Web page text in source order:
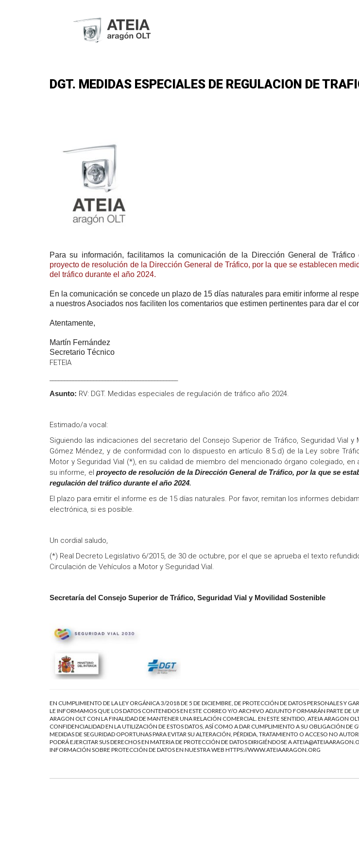
DGT. MEDIDAS ESPECIALES DE REGULACION DE
Para su información, facilitamos la comunicación de la Dirección General de
proyecto de resolución de la Dirección General de Tráfico, por la que se establecen
del tráfico durante el año 2024.
En la comunicación se concede un plazo de 15 días naturales para emitir informe al
a nuestros Asociados nos faciliten los comentarios que estimen pertinentes para dar el
Atentamente,
Martín Fernández
Secretario Técnico
FETEIA
Asunto: RV: DGT. Medidas especiales de regulación de tráfico año 2024.
Estimado/a vocal:
Siguiendo las indicaciones del secretario del Consejo Superior de Tráfico, Seguridad Vial y
Gómez Méndez, y de conformidad con lo dispuesto en artículo 8.5.d) de la Ley sobre
Motor y Seguridad Vial (*), en su calidad de miembro del mencionado órgano colegiado, en
su informe, el proyecto de resolución de la Dirección General de Tráfico, por la que se
regulación del tráfico durante el año 2024.
El plazo para emitir el informe es de 15 días naturales. Por favor, remitan los informes
electrónica, si es posible.
Un cordial saludo,
(*) Real Decreto Legislativo 6/2015, de 30 de octubre, por el que se aprueba el texto
Circulación de Vehículos a Motor y Seguridad Vial.
Secretaría del Consejo Superior de Tráfico, Seguridad Vial y Movilidad Sostenible
EN CUMPLIMIENTO DE LA LEY ORGÁNICA 3/2018 DE 5 DE DICIEMBRE, DE PROTECCIÓN DE DATOS PERSONALES Y
LE INFORMAMOS QUE LOS DATOS CONTENIDOS EN ESTE CORREO Y/O ARCHIVO ADJUNTO FORMARÁN PARTE DE
ARAGON OLT CON LA FINALIDAD DE MANTENER UNA RELACIÓN COMERCIAL. EN ESTE SENTIDO, ATEIA ARAGON
CONFIDENCIALIDAD EN LA UTILIZACIÓN DE ESTOS DATOS, ASÍ COMO A DAR CUMPLIMIENTO A SU OBLIGACIÓN DE
MEDIDAS DE SEGURIDAD OPORTUNAS PARA EVITAR SU ALTERACIÓN, PÉRDIDA, TRATAMIENTO O ACCESO NO
PODRÁ EJERCITAR SUS DERECHOS EN MATERIA DE PROTECCIÓN DE DATOS DIRIGIÉNDOSE A
INFORMACIÓN SOBRE PROTECCIÓN DE DATOS EN NUESTRA WEB HTTPS://WWW.ATEIAARAGON.ORG